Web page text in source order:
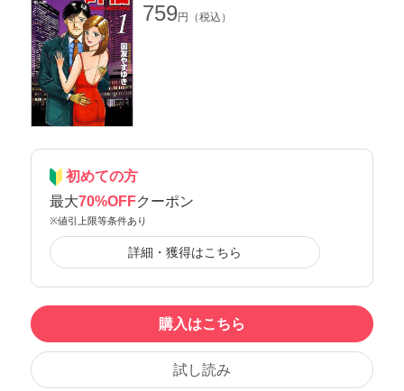
759円（税込）
初めての方
最大70%OFFクーポン
※値引上限等条件あり
詳細・獲得はこちら
購入はこちら
試し読み